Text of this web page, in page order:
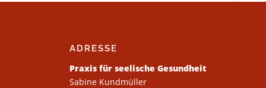
ADRESSE
Praxis für seelische Gesundheit
Sabine Kundmüller